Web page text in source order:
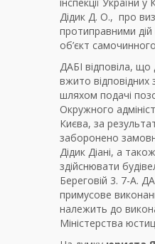
Дідик Д. О., про
протиправними дій
об’єкт
ДАБІ відповіла,
вжито відповідних
шляхом подачі
Окружного
Києва, за
заборонено
Дідик Діані, а
здійснювати
Береговій 3. 7-А.
примусове
належить до
Міністерства